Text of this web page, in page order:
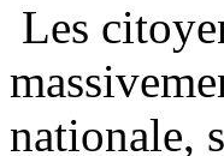
Les
nationale,